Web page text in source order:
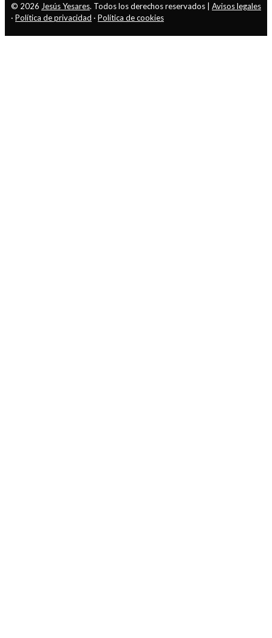
© 2026 Jesús Yesares. Todos los derechos reservados | Avisos legales
· Política de privacidad · Política de cookies